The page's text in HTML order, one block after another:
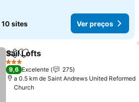
10 sites Ver preços
PartilharAdicionar aos favoritos
Sail Lofts
3 Estrelas
9,6 Excelente
275
a 0.5 km de Saint Andrews United Reformed
Church